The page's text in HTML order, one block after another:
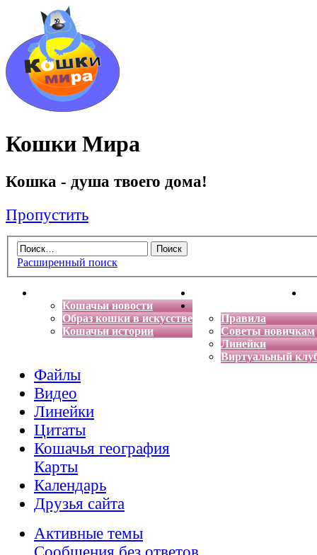
Кошки Мира
Кошка - душа твоего дома!
Пропустить
Расширенный поиск
Кошачьи новости
Образ кошки в искусстве
Кошачьи истории
Энциклопедия кошек
Правила
Советы новичкам
Линейки
Виртуальный
Файлы
Видео
Линейки
Цитаты
Кошачья география
Карты
Календарь
Друзья сайта
Активные темы